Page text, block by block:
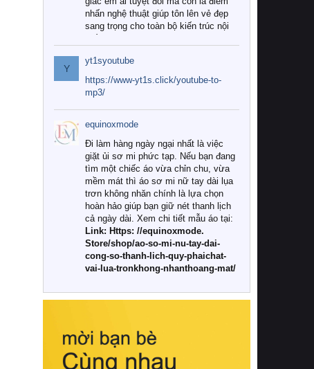
nhấn nghệ thuật giúp tôn lên vẻ đẹp
sang trọng cho toàn bộ kiến trúc nội
Tuy nhiên, giữa thị trường đa dạng
với vô vàn thương hiệu và mẫu mã
như hiện nay, làm thế nào để chọn
được những bộ chăn ga gối đệm cao
cấp thực sự chất lượng, phù hợp với
khí hậu và nhu cầu sử dụng của gia
đình? Hãy cùng chúng tôi đi tìm lời
giải đáp chi tiết qua bài viết dưới đây.
1. Tại sao các gia đình hiện đại lại ưa
chuộng chăn ga gối đệm cao cấp?
Khác với các dòng sản phẩm thông
thường, những bộ chăn ga gối đệm
cao cấp trải qua quy trình sản xuất
nghiêm ngặt từ khâu chọn lọc nguyên
liệu tự nhiên đến công nghệ dệt
nhuộm hiện đại không chứa hóa chất
này, bạn sẽ cảm nhận rõ rệt sự khác
hồi chuẩn xác của phần đệm nâng đỡ
cột sống.
Y
yt1syoutube
https://www-yt1s.click/youtube-to-
mp3/
equinoxmode
Đi làm hàng ngày ngại nhất là việc
giặt ủi sơ mi phức tạp. Nếu bạn đang
tìm một chiếc áo vừa chỉn chu, vừa
mềm mát thì áo sơ mi nữ tay dài lụa
trơn không nhăn chính là lựa chọn
hoàn hảo giúp bạn giữ nét thanh lịch
cả ngày dài. Xem chi tiết mẫu áo tại:
Link: Https: //equinoxmode.
Store/shop/ao-so-mi-nu-tay-dai-
cong-so-thanh-lich-quy-phaichat-
vai-lua-tronkhong-nhanthoang-mat/